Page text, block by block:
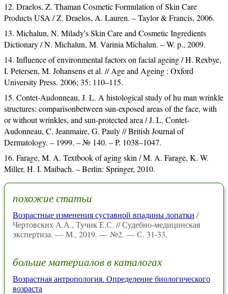
Draelos, Z. Thaman Cosmetic Formulation of Skin Care
Products USA / Z. Draelos, A. Lauren. – Taylor & Francis, 2006.
Michalun, N. Milady's Skin Care and Cosmetic Ingredients
Dictionary / N. Michalun, M. Varinia Michalun. – W. p., 2009.
Influence of environmental factors on facial ageing / H. Rexbye,
I. Petersen, M. Johansens et al. // Age and Ageing : Oxford
University Press. 2006; 35: 110–115.
Contet-Audonneau, J. L. A histological study of hu man wrinkle
structures: comparisonbetween sun-exposed areas of the face, with
or without wrinkles, and sun-protected area / J. L. Contet-
Audonneau, C. Jeanmaire, G. Pauly // British Journal of
Dermatology. – 1999. – № 140. – P. 1038–1047.
Farage, M. A. Textbook of aging skin / M. A. Farage, K. W.
Miller, H. I. Maibach. – Berlin: Springer, 2010.
похожие статьи
Возрастные изменения суставной впадины лопатки /
Чертовских А.А., Тучик Е.С. // Судебно-медицинская
экспертиза. — М., 2019. — №2. — С. 31-33.
больше материалов в каталогах
Возрастная антропология. Определение биологического
возраста